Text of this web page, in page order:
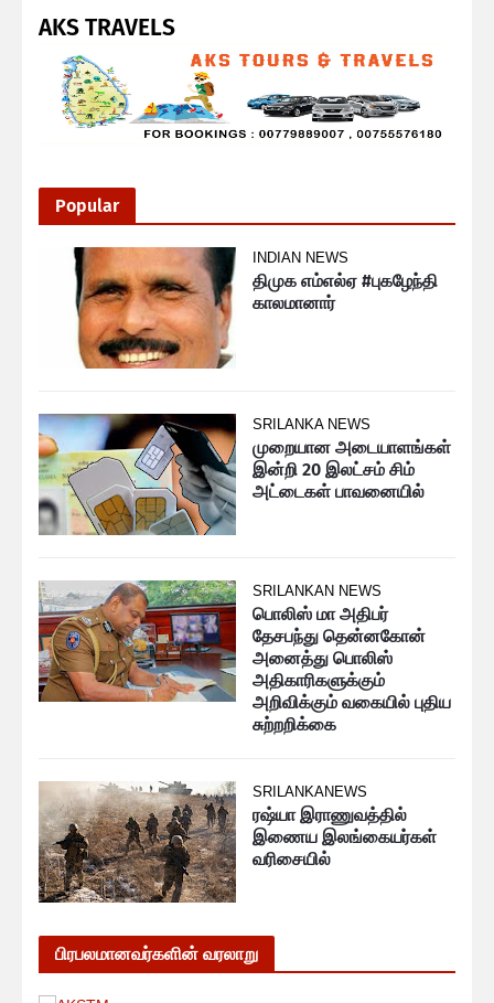
AKS TRAVELS
Popular
INDIAN NEWS
திமுக எம்எல்ஏ #புகழேந்தி
காலமானார்
SRILANKA NEWS
முறையான அடையாளங்கள்
இன்றி 20 இலட்சம் சிம்
அட்டைகள் பாவனையில்
SRILANKAN NEWS
பொலிஸ் மா அதிபர்
தேசபந்து தென்னகோன்
அனைத்து பொலிஸ்
அதிகாரிகளுக்கும்
அறிவிக்கும் வகையில் புதிய
சுற்றறிக்கை
SRILANKANEWS
ரஷ்யா இராணுவத்தில்
இணைய இலங்கையர்கள்
வரிசையில்
பிரபலமானவர்களின் வரலாறு